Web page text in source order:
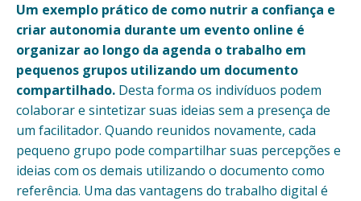
Um exemplo prático de como nutrir a confiança e
criar autonomia durante um evento online é
organizar ao longo da agenda o trabalho em
pequenos grupos utilizando um documento
compartilhado. Desta forma os indivíduos podem
colaborar e sintetizar suas ideias sem a presença de
um facilitador. Quando reunidos novamente, cada
pequeno grupo pode compartilhar suas percepções e
ideias com os demais utilizando o documento como
referência. Uma das vantagens do trabalho digital é